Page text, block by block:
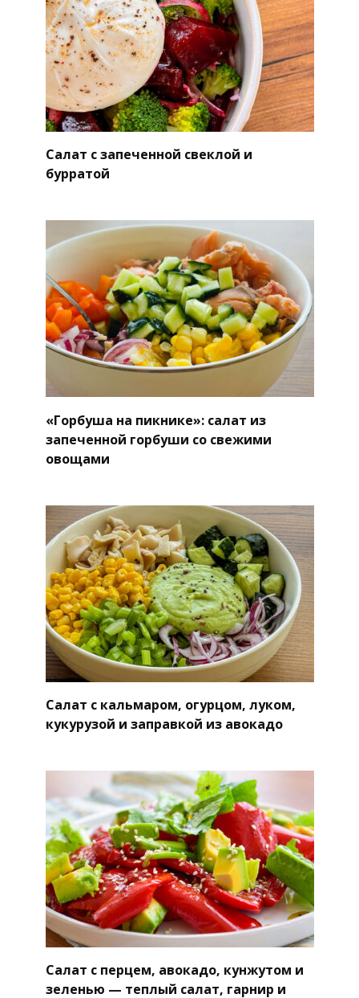
Салат с запеченной свеклой и
бурратой
«Горбуша на пикнике»: салат из
запеченной горбуши со свежими
овощами
Салат с кальмаром, огурцом, луком,
кукурузой и заправкой из авокадо
Салат с перцем, авокадо, кунжутом и
зеленью — теплый салат, гарнир и